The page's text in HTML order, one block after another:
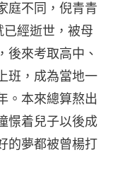
庭不同，倪青青
經逝世，被母
後來考取高中、
班，成為當地一
。本來總算熬出
憬着兒子以後成
的夢都被曾楊打